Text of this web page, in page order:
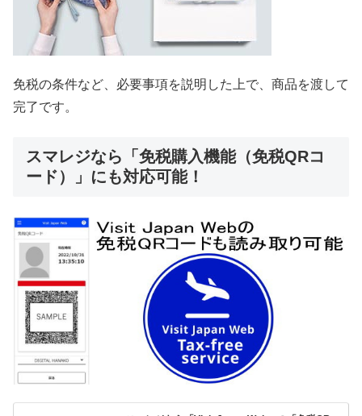
免税の条件など、必要事項を説明した上で、商品を渡して
完了です。
スマレジなら「免税購入機能（免税QRコ
ード）」にも対応可能！